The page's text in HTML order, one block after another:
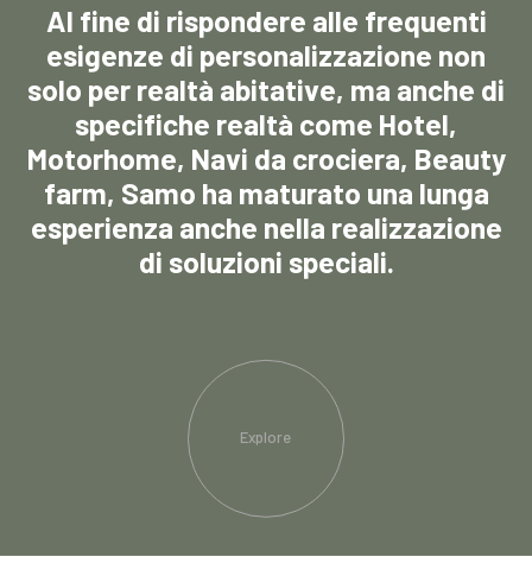
Al fine di rispondere alle frequenti
esigenze di personalizzazione non
solo per realtà abitative, ma anche di
specifiche realtà come Hotel,
Motorhome, Navi da crociera, Beauty
farm, Samo ha maturato una lunga
esperienza anche nella realizzazione
di soluzioni speciali.
Explore